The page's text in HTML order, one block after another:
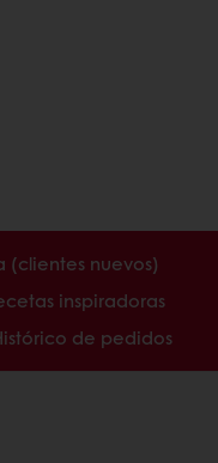
(clientes nuevos)
inspiradoras
de pedidos